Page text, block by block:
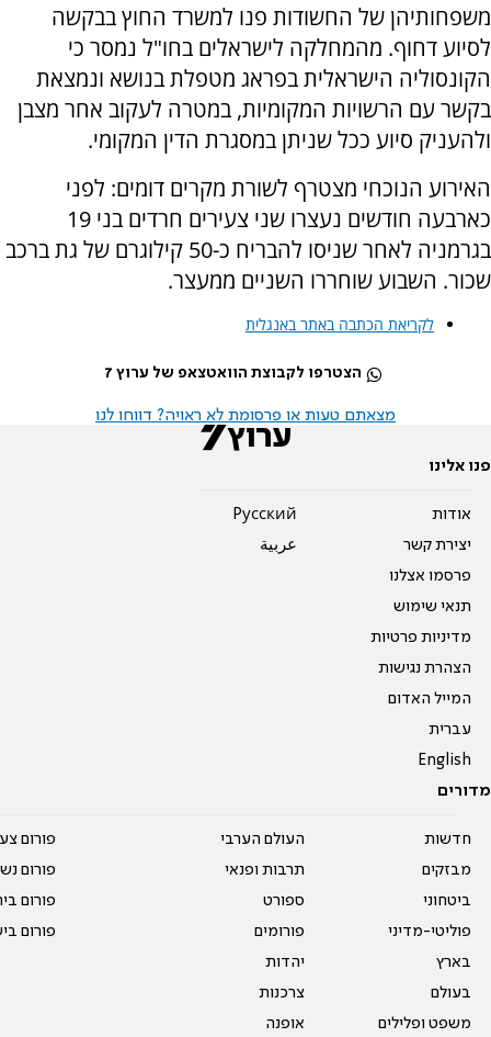
משפחותיהן של החשודות פנו למשרד החוץ בבקשה
לסיוע דחוף. מהמחלקה לישראלים בחו"ל נמסר כי
הקונסוליה הישראלית בפראג מטפלת בנושא ונמצאת
בקשר עם הרשויות המקומיות, במטרה לעקוב אחר מצבן
ולהעניק סיוע ככל שניתן במסגרת הדין המקומי.
האירוע הנוכחי מצטרף לשורת מקרים דומים: לפני
כארבעה חודשים נעצרו שני צעירים חרדים בני 19
בגרמניה לאחר שניסו להבריח כ-50 קילוגרם של גת ברכב
שכור. השבוע שוחררו השניים ממעצר.
לקריאת הכתבה באתר באנגלית
הצטרפו לקבוצת הוואטצאפ של ערוץ 7
מצאתם טעות או פרסומת לא ראויה? דווחו לנו
פנו אלינו
אודות
יצירת קשר
פרסמו אצלנו
תנאי שימוש
מדיניות פרטיות
הצהרת נגישות
המייל האדום
עברית
English
Pусский
عربية
מדורים
חדשות
מבזקים
ביטחוני
פוליטי-מדיני
בארץ
בעולם
משפט ופלילים
העולם הערבי
תרבות ופנאי
ספורט
פורומים
יהדות
צרכנות
אופנה
פורום
פורום
פורום
פורום